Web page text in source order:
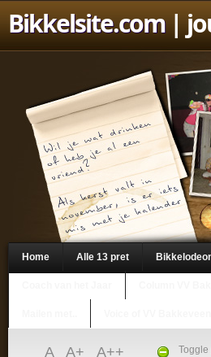
Bikkelsite.com|
Home Alle 13 pret
Toggle
A A+ A++